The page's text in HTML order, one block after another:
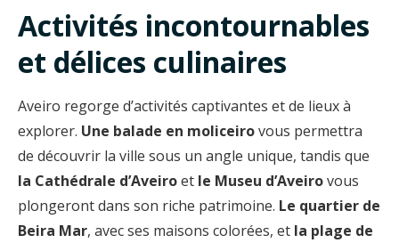
Activités incontournables
et délices culinaires
Aveiro regorge d’activités captivantes et de lieux à
explorer. Une balade en moliceirovous permettra
de découvrir la ville sous un angle unique, tandis que
la Cathédrale d’Aveiroet le Museu d’Aveirovous
plongeront dans son riche patrimoine. Le quartier de
Beira Mar, avec ses maisons colorées, et la plage de